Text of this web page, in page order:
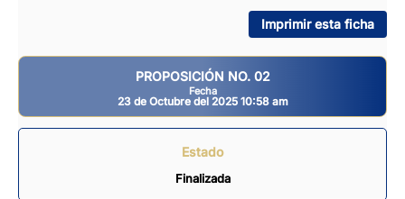
Imprimir esta ficha
PROPOSICIÓN NO. 02
Fecha
23 de Octubre del 2025 10:58 am
Estado
Finalizada